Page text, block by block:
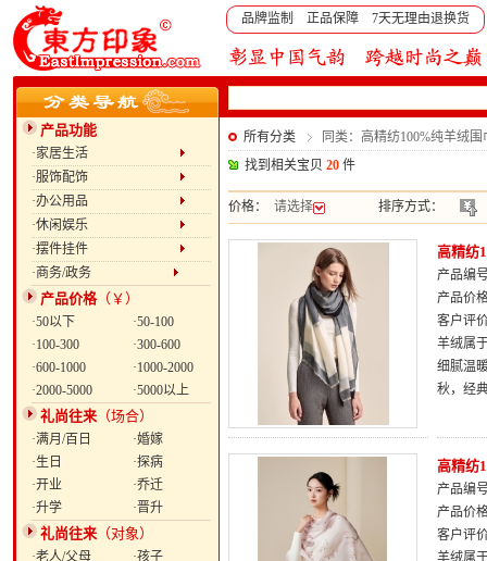
品牌监制 正品保障 7天无理由退换货
产品功能
·家居生活
·服饰配饰
·办公用品
·休闲娱乐
·摆件挂件
·商务/政务
产品价格（￥）
·50以下
·50-100
·100-300
·300-600
·600-1000
·1000-2000
·2000-5000
·5000以上
礼尚往来 （场合）
·满月/百日
·婚嫁
·生日
·探病
·开业
·乔迁
·升学
·晋升
礼尚往来 （对象）
·老人/父母
·孩子
所有分类
同类：高精纺100%纯羊绒
找到相关宝贝 20 件
价格： 请选择 排序方式：
高精纺
产品编
产品价
客户评
羊绒属
细腻温
秋，经
高精纺
产品编
产品价
客户评
羊绒属